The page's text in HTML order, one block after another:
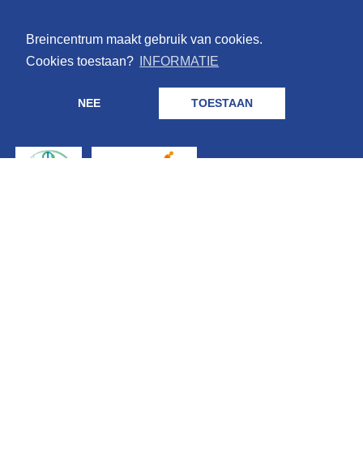
Breincentrum maakt gebruik van cookies.
Cookies toestaan?
INFORMATIE
NEE TOESTAAN